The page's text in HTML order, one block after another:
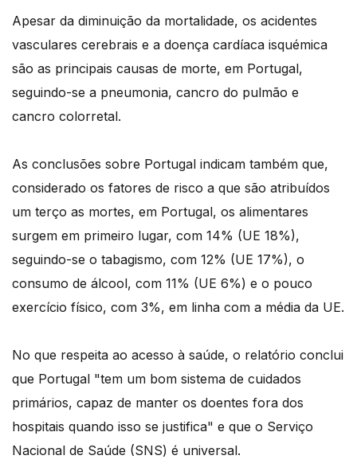
Apesar da diminuição da mortalidade, os acidentes
vasculares cerebrais e a doença cardíaca isquémica
são as principais causas de morte, em Portugal,
seguindo-se a pneumonia, cancro do pulmão e
cancro colorretal.
As conclusões sobre Portugal indicam também que,
considerado os fatores de risco a que são atribuídos
um terço as mortes, em Portugal, os alimentares
surgem em primeiro lugar, com 14% (UE 18%),
seguindo-se o tabagismo, com 12% (UE 17%), o
consumo de álcool, com 11% (UE 6%) e o pouco
exercício físico, com 3%, em linha com a média da UE.
No que respeita ao acesso à saúde, o relatório conclui
que Portugal "tem um bom sistema de cuidados
primários, capaz de manter os doentes fora dos
hospitais quando isso se justifica" e que o Serviço
Nacional de Saúde (SNS) é universal.